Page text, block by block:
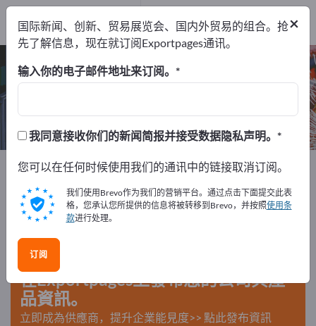
销售设备 – 查找制造商和供应商
4 4
出口商4
制造商4
Exportpages 机器和设备 输送与提升
叉车
销售设备
在Exportpages免費刊登廣告！
需求 – 供應 – 二手商品 – 商業聯繫 >> 由此開始
在Exportpages上發布您的公司與產
品資訊。
立即成為供應商，提升企業能見度>> 點此發布資訊
×
国际新闻、创新、贸易展览会、国内外贸易的组合。抢
先了解信息，现在就订阅Exportpages通讯。
输入你的电子邮件地址来订阅。
我同意接收你们的新闻简报并接受数据隐私声明。
您可以在任何时候使用我们的通讯中的链接取消订阅。
我们使用Brevo作为我们的营销平台。通过点击下面提交此表
格，您承认您所提供的信息将被转移到Brevo，并按照使用条
款进行处理。
订阅